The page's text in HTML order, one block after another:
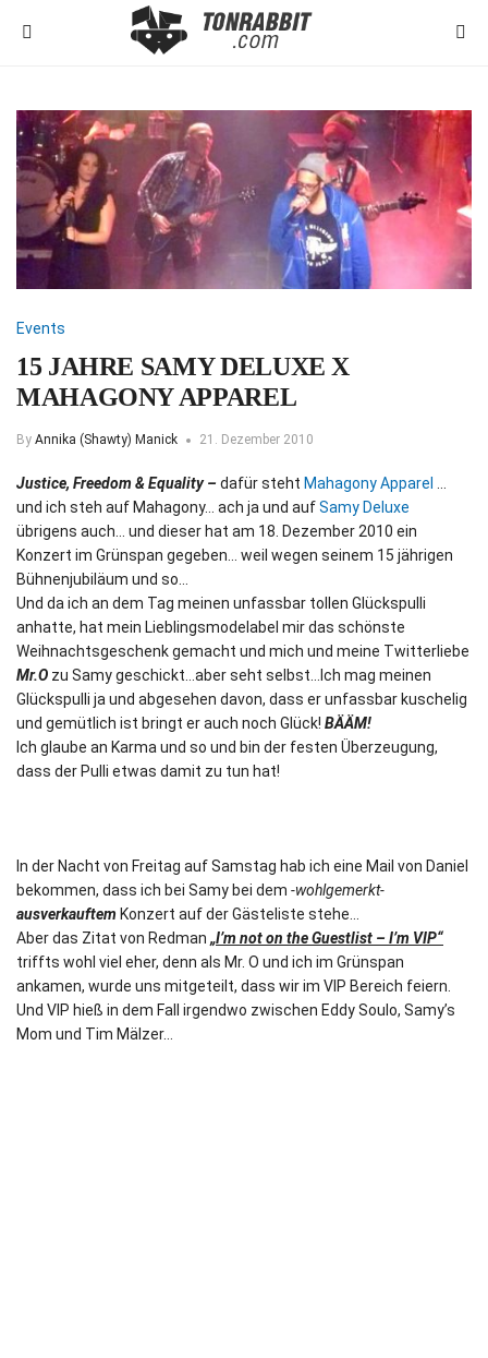
Events
15 JAHRE SAMY DELUXE X
MAHAGONY APPAREL
By Annika (Shawty) Manick 21. Dezember 2010
Justice, Freedom & Equality – dafür steht Mahagony Apparel
und ich steh auf Mahagony… ach ja und aufSamy Deluxe
übrigens auch… und dieser hat am 18. Dezember 2010 ein
Konzert im Grünspan gegeben… weil wegen seinem 15 jährigen
Bühnenjubiläum und so…
Und da ich an dem Tag meinen unfassbar tollen Glückspulli
anhatte, hat mein Lieblingsmodelabel mir das schönste
Weihnachtsgeschenk gemacht und mich und meine Twitterliebe
Mr.O zu Samy geschickt…aber seht selbst…
Ich mag meinen
Glückspulli ja und abgesehen davon, dass er unfassbar kuschelig
und gemütlich ist bringt er auch noch Glück! BÄÄM!
Ich glaube an Karma und so und bin der festen Überzeugung,
dass der Pulli etwas damit zu tun hat!
In der Nacht von Freitag auf Samstag hab ich eine Mail von Daniel
bekommen, dass ich bei Samy bei dem -wohlgemerkt-
ausverkauftem Konzert auf der Gästeliste stehe…
Aber das Zitat von Redman „I’m not on the Guestlist – I’m VIP“
triffts wohl viel eher, denn als Mr. O und ich im Grünspan
ankamen, wurde uns mitgeteilt, dass wir im VIP Bereich feiern.
Und VIP hieß in dem Fall irgendwo zwischen Eddy Soulo, Samy’s
Mom und Tim Mälzer…